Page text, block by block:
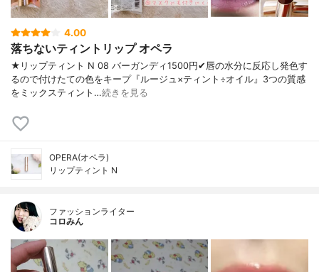
4.00
落ちないティントリップ オペラ
★リップティント N 08 バーガンディ1500円✔︎唇の水分に反応し発色す
るので付けたての色をキープ『ルージュ×ティント÷オイル』3つの質感
をミックスティント…続きを見る
OPERA(オペラ)
リップティント N
ファッションライター
コロみん